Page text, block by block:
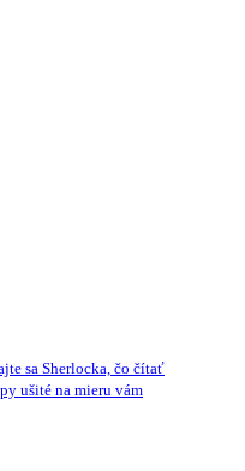
sa Sherlocka, čo čítať
ušité na mieru vám